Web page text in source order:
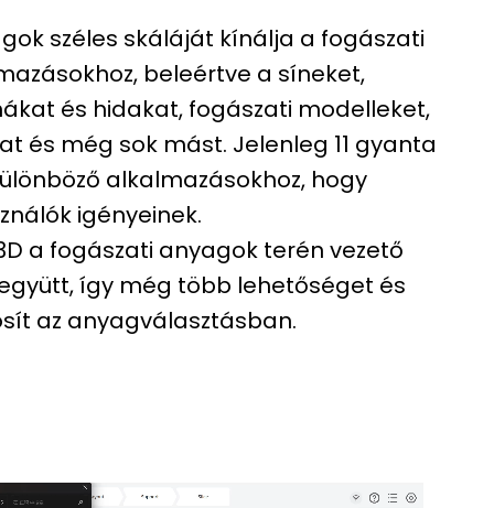
széles skáláját kínálja a fogászati
beleértve a síneket,
és hidakat, fogászati modelleket,
és még sok mást. Jelenleg 11 gyanta
alkalmazásokhoz, hogy
igényeinek.
a fogászati anyagok terén vezető
így még több lehetőséget és
az anyagválasztásban.